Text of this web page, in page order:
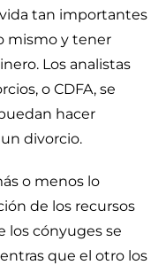
tan importantes
mismo y tener
Los analistas
o CDFA, se
hacer
divorcio.
o menos lo
de los recursos
los cónyuges se
que el otro los